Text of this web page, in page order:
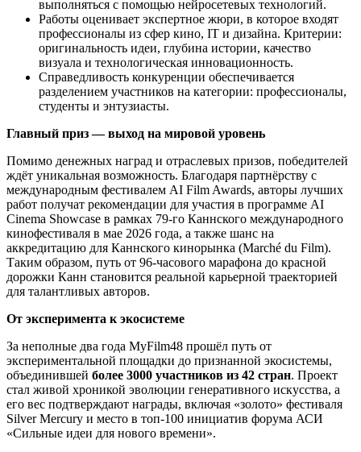
выполняться с помощью нейросетевых технологий.
Работы оценивает экспертное жюри, в которое входят
профессионалы из сфер кино, IT и дизайна. Критерии:
оригинальность идеи, глубина истории, качество
визуала и технологическая инновационность.
Справедливость конкуренции обеспечивается
разделением участников на категории: профессионалы,
студенты и энтузиасты.
Главный приз — выход на мировой уровень
Помимо денежных наград и отраслевых призов, победителей
ждёт уникальная возможность. Благодаря партнёрству с
международным фестивалем AI Film Awards, авторы лучших
работ получат рекомендации для участия в программе AI
Cinema Showcase в рамках 79-го Каннского международного
кинофестиваля в мае 2026 года, а также шанс на
аккредитацию для Каннского кинорынка (Marché du Film).
Таким образом, путь от 96-часового марафона до красной
дорожки Канн становится реальной карьерной траекторией
для талантливых авторов.
От эксперимента к экосистеме
За неполные два года MyFilm48 прошёл путь от
экспериментальной площадки до признанной экосистемы,
объединившей более 3000 участников из 42 стран. Проект
стал живой хроникой эволюции генеративного искусства, а
его вес подтверждают награды, включая «золото» фестиваля
Silver Mercury и место в топ-100 инициатив форума АСИ
«Сильные идеи для нового времени».